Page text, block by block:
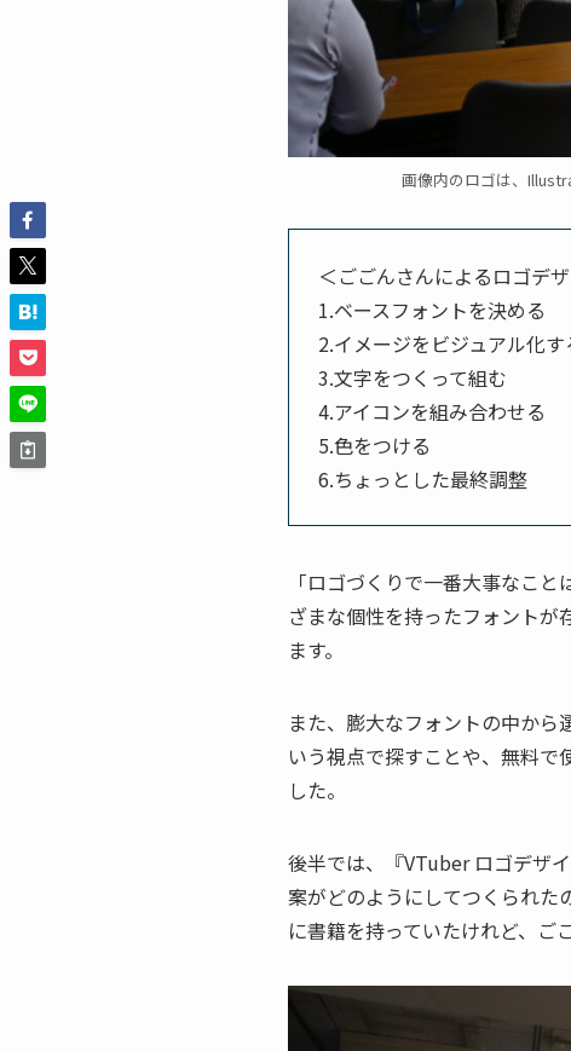
画像内のロゴは、
＜ごごんさんによるロゴデ
1.ベースフォントを決める
2.イメージをビジュアル化す
3.文字をつくって組む
4.アイコンを組み合わせる
5.色をつける
6.ちょっとした最終調整
「ロゴづくりで一番大事なこ
ざまな個性を持ったフォント
ます。
また、膨大なフォントの中か
いう視点で探すことや、無料
した。
後半では、『VTuber ロゴデザ
案がどのようにしてつくられた
に書籍を持っていたけれど、ご